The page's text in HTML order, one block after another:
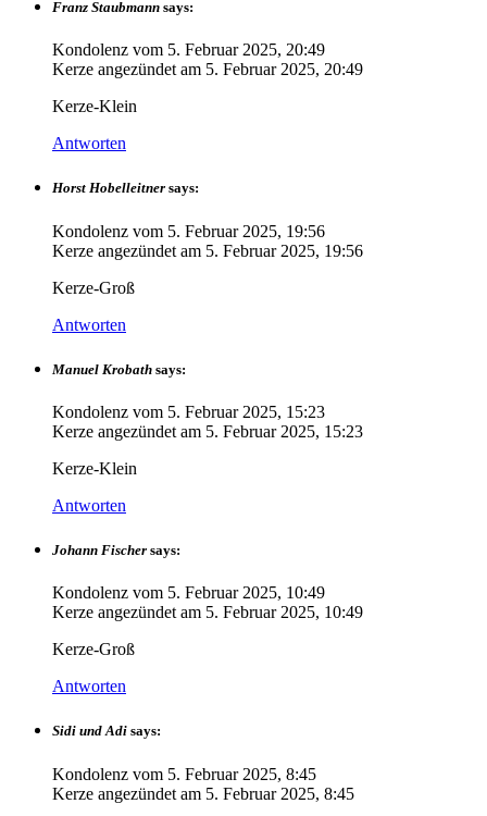
Franz Staubmann says:
Kondolenz vom 5. Februar 2025, 20:49
Kerze angezündet am 5. Februar 2025, 20:49
Kerze-Klein
Antworten
Horst Hobelleitner says:
Kondolenz vom 5. Februar 2025, 19:56
Kerze angezündet am 5. Februar 2025, 19:56
Kerze-Groß
Antworten
Manuel Krobath says:
Kondolenz vom 5. Februar 2025, 15:23
Kerze angezündet am 5. Februar 2025, 15:23
Kerze-Klein
Antworten
Johann Fischer says:
Kondolenz vom 5. Februar 2025, 10:49
Kerze angezündet am 5. Februar 2025, 10:49
Kerze-Groß
Antworten
Sidi und Adi says:
Kondolenz vom 5. Februar 2025, 8:45
Kerze angezündet am 5. Februar 2025, 8:45